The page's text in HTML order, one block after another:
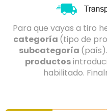
Para que vayas a tiro
categoría (tipo de
subcategoría
productos
habilitado.